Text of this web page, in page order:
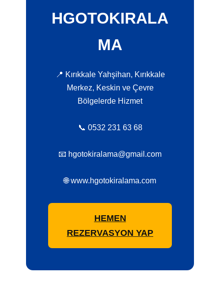
HGOTOKIRALA
MA
📍 Kırıkkale Yahşihan, Kırıkkale
Merkez, Keskin ve Çevre
Bölgelerde Hizmet
📞 0532 231 63 68
📧 hgotokiralama@gmail.com
🌐 www.hgotokiralama.com
HEMEN
REZERVASYON YAP